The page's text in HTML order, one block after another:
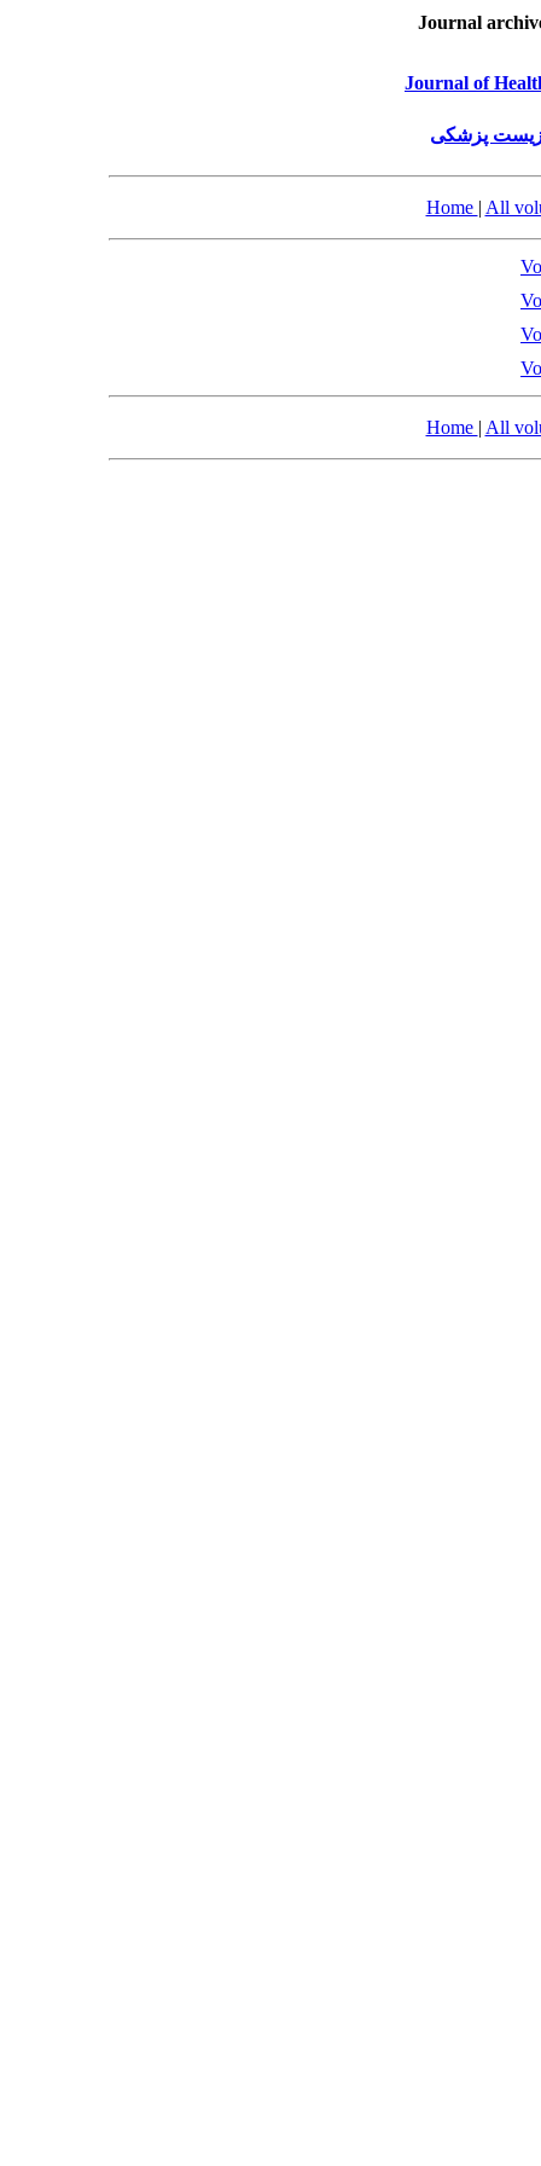
Journal
Journal of
زیست پزشکی
Home | All
Home | All